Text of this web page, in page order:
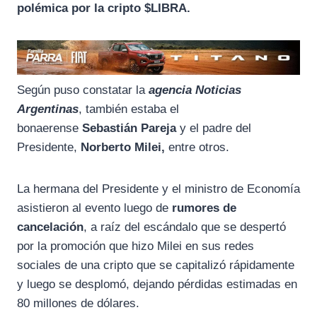
polémica por la cripto $LIBRA.
Según puso constatar la agencia Noticias
Argentinas, también estaba el
bonaerense Sebastián Parejay el padre del
Presidente, Norberto Milei, entre otros.
La hermana del Presidente y el ministro de Economía
asistieron al evento luego de rumores de
cancelación, a raíz del escándalo que se despertó
por la promoción que hizo Milei en sus redes
sociales de una cripto que se capitalizó rápidamente
y luego se desplomó, dejando pérdidas estimadas en
80 millones de dólares.